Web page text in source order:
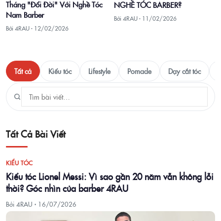
Tháng "Đổi Đời" Với Nghề Tóc
Nam Barber
Bởi 4RAU · 12/02/2026
NGHỀ TÓC BARBER?
Bởi 4RAU · 11/02/2026
Tất cả Kiểu tóc Lifestyle Pomade Dạy cắt tóc
Tất Cả Bài Viết
KIỂU TÓC
Kiểu tóc Lionel Messi: Vì sao gần 20 năm vẫn không lỗi
thời? Góc nhìn của barber 4RAU
Bởi 4RAU · 16/07/2026